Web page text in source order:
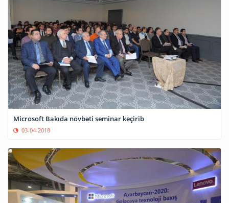
Microsoft Bakıda növbəti seminar keçirib
03-04-2018